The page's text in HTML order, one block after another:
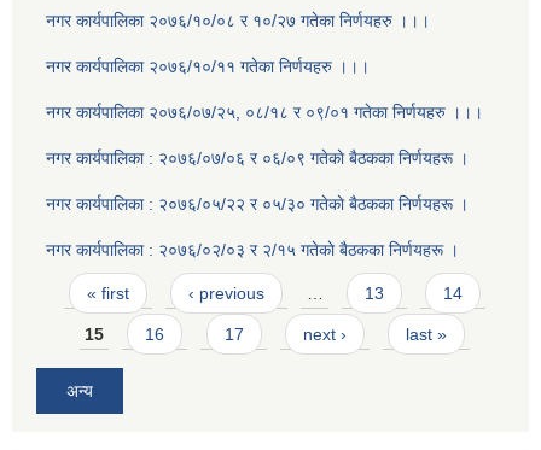
नगर कार्यपालिका २०७६/१०/०८ र १०/२७ गतेका निर्णयहरु ।।।
नगर कार्यपालिका २०७६/१०/११ गतेका निर्णयहरु ।।।
नगर कार्यपालिका २०७६/०७/२५, ०८/१८ र ०९/०१ गतेका निर्णयहरु ।।।
नगर कार्यपालिका : २०७६/०७/०६ र ०६/०९ गतेकाे बैठकका निर्णयहरू ।
नगर कार्यपालिका : २०७६/०५/२२ र ०५/३० गतेकाे बैठकका निर्णयहरू ।
नगर कार्यपालिका : २०७६/०२/०३ र २/१५ गतेकाे बैठकका निर्णयहरू ।
Pages
« first ‹ previous … 13 14
15 16 17 next › last »
अन्य